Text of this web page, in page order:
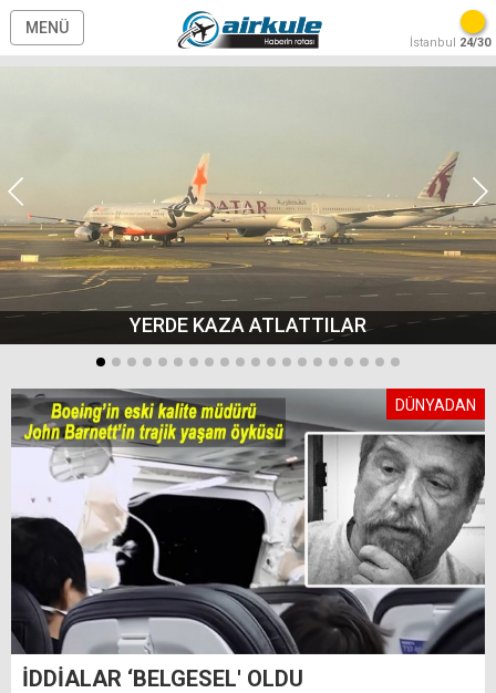
MENÜ
İstanbul 24/30
YERDE KAZA ATLATTILAR
DÜNYADAN
İDDİALAR ‘BELGESEL' OLDU